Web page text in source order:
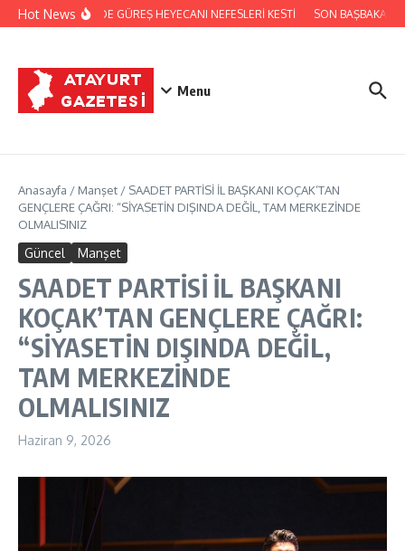
İçeriğe atla
Hot NewsFESTİVALDE GÜREŞ HEYECANI NEFESLERİ KESTİ SON BAŞBAKAN
Menu
Anasayfa / Manşet / SAADET PARTİSİ İL BAŞKANI KOÇAK’TAN
GENÇLERE ÇAĞRI: “SİYASETİN DIŞINDA DEĞİL, TAM MERKEZİNDE
OLMALISINIZ
Güncel Manşet
SAADET PARTİSİ İL BAŞKANI
KOÇAK’TAN GENÇLERE ÇAĞRI:
“SİYASETİN DIŞINDA DEĞİL,
TAM MERKEZİNDE
OLMALISINIZ
Haziran 9, 2026